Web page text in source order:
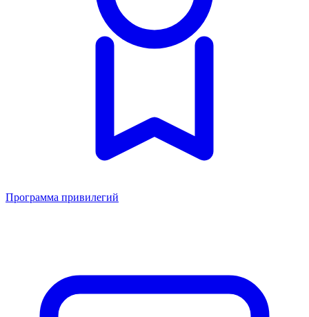
Программа привилегий